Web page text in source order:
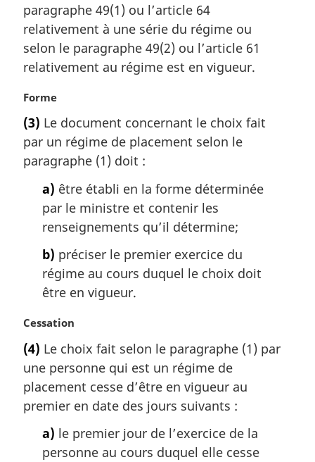
g
i
n
a
e
paragraphe 49(1) ou l’article 64
relativement à une série du régime ou
selon le paragraphe 49(2) ou l’article 61
relativement au régime est en vigueur.
N
t
e
m
Forme
(3) Le document concernant le choix fait
par un régime de placement selon le
paragraphe (1) doit :
a) être établi en la forme déterminée
par le ministre et contenir les
renseignements qu’il détermine;
b) préciser le premier exercice du
régime au cours duquel le choix doit
être en vigueur.
N
t
e
m
r
Cessation
(4) Le choix fait selon le paragraphe (1) par
une personne qui est un régime de
placement cesse d’être en vigueur au
premier en date des jours suivants :
a) le premier jour de l’exercice de la
personne au cours duquel elle cesse